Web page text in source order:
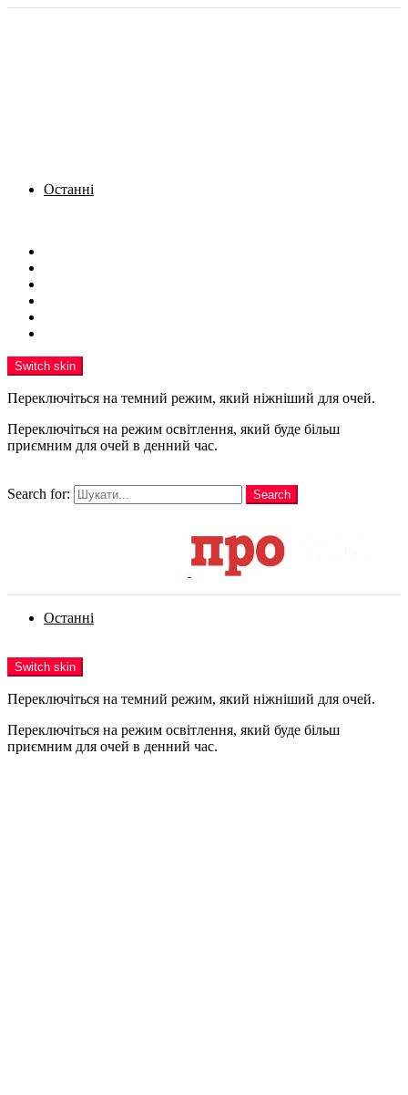
Останні
Switch skin
Переключіться на темний режим, який ніжніший для очей.
Переключіться на режим освітлення, який буде більш
приємним для очей в денний час.
Search for:
Search
Останні
Switch skin
Переключіться на темний режим, який ніжніший для очей.
Переключіться на режим освітлення, який буде більш
приємним для очей в денний час.